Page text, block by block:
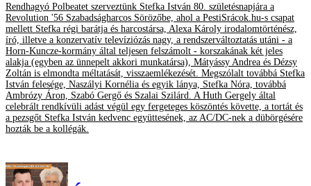
Rendhagyó Polbeatet szerveztünk Stefka István 80. születésnapjára a
Revolution '56 Szabadságharcos Sörözőbe, ahol a PestiSrácok.hu-s csapat
mellett Stefka régi barátja és harcostársa, Alexa Károly irodalomtörténész,
író, illetve a konzervatív televíziózás nagy, a rendszerváltoztatás utáni - a
Horn-Kuncze-kormány által teljesen felszámolt - korszakának két jeles
alakja (egyben az ünnepelt akkori munkatársa), Mátyássy Andrea és Dézsy
Zoltán is elmondta méltatását, visszaemlékezését. Megszólalt továbbá Stefka
István felesége, Naszályi Kornélia és egyik lánya, Stefka Nóra, továbbá
Ambrózy Áron, Szabó Gergő és Szalai Szilárd. A Huth Gergely által
celebrált rendkívüli adást végül egy fergeteges köszöntés követte, a tortát és
a pezsgőt Stefka István kedvenc együttesének, az AC/DC-nek a dübörgésére
hozták be a kollégák.